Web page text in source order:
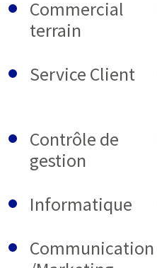
Commercial
terrain
Service Client
Contrôle de
gestion
Informatique
Communication